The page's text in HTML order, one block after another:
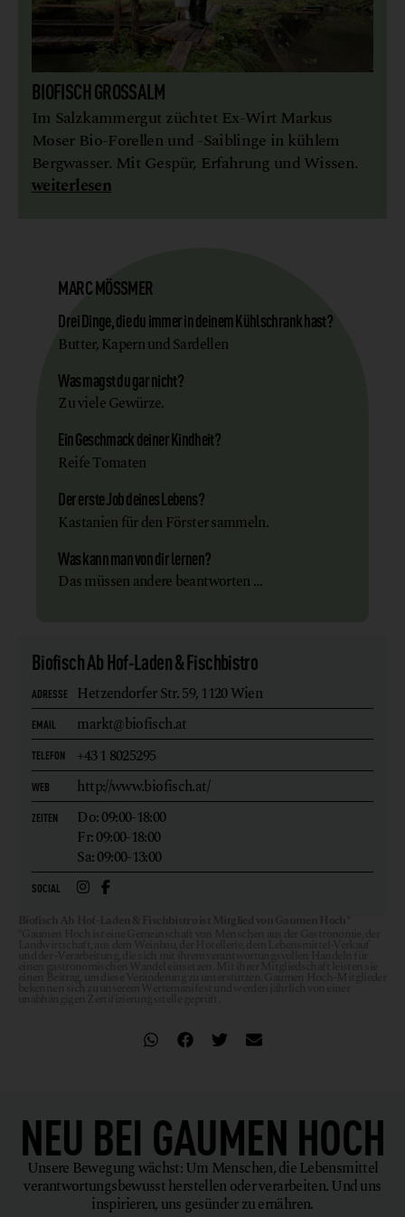
BIOFISCH GROSSALM
Im Salzkammergut züchtet Ex-Wirt Markus
Moser Bio-Forellen und -Saiblinge in kühlem
Bergwasser. Mit Gespür, Erfahrung und Wissen.
weiterlesen
MARC MÖSSMER
Drei Dinge, die du immer in deinem Kühlschrank hast?
Butter, Kapern und Sardellen
Was magst du gar nicht?
Zu viele Gewürze.
Ein Geschmack deiner Kindheit?
Reife Tomaten
Der erste Job deines Lebens?
Kastanien für den Förster sammeln.
Was kann man von dir lernen?
Das müssen andere beantworten …
Biofisch Ab Hof-Laden & Fischbistro
ADRESSE Hetzendorfer Str. 59,1120 Wien
EMAIL markt@biofisch.at
TELEFON +43 1 8025295
WEB http://www.biofisch.at/
ZEITEN
Do: 09:00-18:00
Fr: 09:00-18:00
Sa: 09:00-13:00
SOCIAL
NEU BEI GAUMEN HOCH
Unsere Bewegung wächst: Um Menschen, die Lebensmittel
verantwortungsbewusst herstellen oder verarbeiten. Und uns
inspirieren, uns gesünder zu ernähren.